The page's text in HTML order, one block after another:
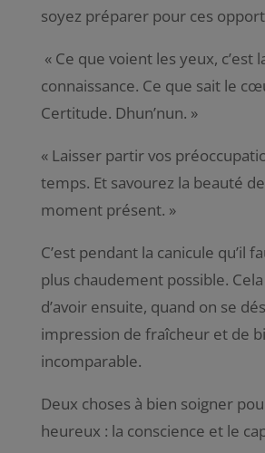
soyez préparer pour ces
« Ce que voient les yeux, c’est
connaissance. Ce que sait le
Certitude. Dhun’nun. »
« Laisser partir vos
temps. Et savourez la beauté
moment présent. »
C’est pendant la canicule qu’il
plus chaudement possible.
d’avoir ensuite, quand on se
impression de fraîcheur et de
incomparable.
Deux choses à bien soigner
heureux : la conscience et le